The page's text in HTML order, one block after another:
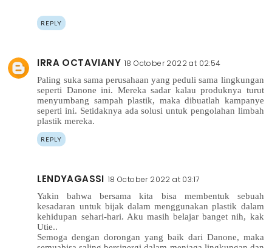
REPLY
IRRA OCTAVIANY 18 October 2022 at 02:54
Paling suka sama perusahaan yang peduli sama lingkungan
seperti Danone ini. Mereka sadar kalau produknya turut
menyumbang sampah plastik, maka dibuatlah kampanye
seperti ini. Setidaknya ada solusi untuk pengolahan limbah
plastik mereka.
REPLY
LENDYAGASSI 18 October 2022 at 03:17
Yakin bahwa bersama kita bisa membentuk sebuah
kesadaran untuk bijak dalam menggunakan plastik dalam
kehidupan sehari-hari. Aku masih belajar banget nih, kak
Utie..
Semoga dengan dorongan yang baik dari Danone, maka